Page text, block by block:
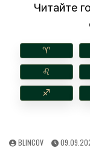
Читайте
♈︎
♌︎
♐︎
AUTHOR:
BLINCOV